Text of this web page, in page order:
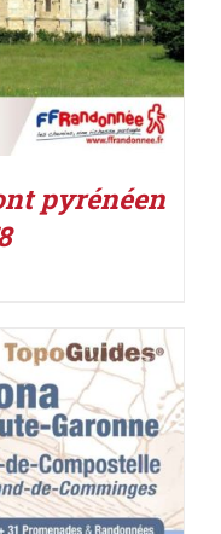
pyrénéen